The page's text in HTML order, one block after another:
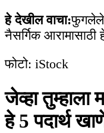
हे देखील वाचा:फुगलेले
नैसर्गिक
फोटो: iStock
जेव्हा
हे 5 पदार्थ